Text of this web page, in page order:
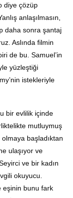
diye çözüp
anlaşılmasın,
daha sonra şantaj
Aslında filmin
de bu. Samuel’in
yüzleştiği
istekleriyle
bir evlilik içinde
mutluymuş
olmaya başladıktan
ulaşıyor ve
ve bir kadın
okuyucu.
eşinin bunu fark